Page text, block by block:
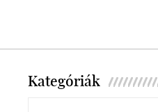
Kategóriák